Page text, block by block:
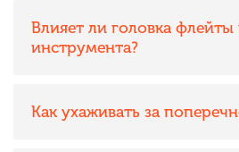
Влияет ли головка флейты
инструмента?
Как ухаживать за